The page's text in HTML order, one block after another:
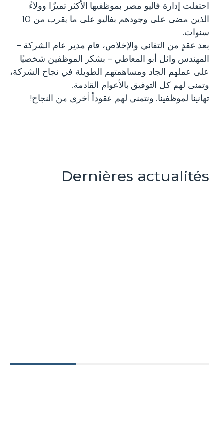
احتفلت إدارة فاليو مصر بموظفيها الأكثر تميزًا وولاءً
الذين مضى على وجودهم بفاليو على ما يقرب من 10
سنوات.
بعد عقدٍ من التفاني والإخلاص، قام مدير عام الشركة –
المهندس وائل أبو المعاطي – بشكر الموظفين شخصيًا
على عملهم الجاد ومساهمتهم الطويلة في نجاح الشركة،
وتمنى لهم كل التوفيق بالأعوام القادمة.
تهانينا لموظفينا. ونتمنى لهم عقوداً أخرى من النجاح!
Dernières actualités